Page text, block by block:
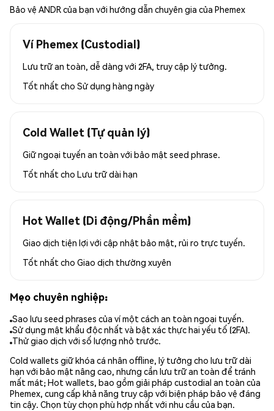
Bảo vệ ANDR của bạn với hướng dẫn chuyên gia của Phemex
Ví Phemex (Custodial)
Lưu trữ an toàn, dễ dàng với 2FA, truy cập lý tưởng.
Tốt nhất cho Sử dụng hàng ngày
Cold Wallet (Tự quản lý)
Giữ ngoại tuyến an toàn với bảo mật seed phrase.
Tốt nhất cho Lưu trữ dài hạn
Hot Wallet (Di động/Phần mềm)
Giao dịch tiện lợi với cập nhật bảo mật, rủi ro trực tuyến.
Tốt nhất cho Giao dịch thường xuyên
Mẹo chuyên nghiệp:
Sao lưu seed phrases của ví một cách an toàn ngoại tuyến.
Sử dụng mật khẩu độc nhất và bật xác thực hai yếu tố (2FA).
Thử giao dịch với số lượng nhỏ trước.
Cold wallets giữ khóa cá nhân offline, lý tưởng cho lưu trữ dài
hạn với bảo mật nâng cao, nhưng cần lưu trữ an toàn để tránh
mất mát; Hot wallets, bao gồm giải pháp custodial an toàn của
Phemex, cung cấp khả năng truy cập với biện pháp bảo vệ đáng
tin cậy. Chọn tùy chọn phù hợp nhất với nhu cầu của bạn.